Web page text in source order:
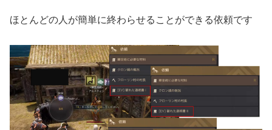
ほとんどの人が簡単に終わらせることができる依頼です